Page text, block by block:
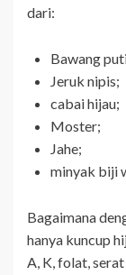
dari:
Bawang
Jeruk nipis;
cabai hijau;
Moster;
Jahe;
minyak biji
Bagaimana
hanya kuncup
A, K, folat,